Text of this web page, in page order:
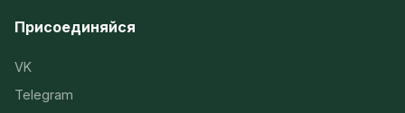
Присоединяйся
VK
Telegram